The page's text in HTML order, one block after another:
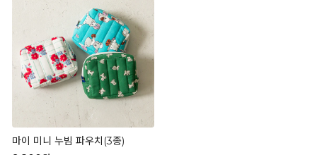
마이 미니 누빔 파우치(3종)